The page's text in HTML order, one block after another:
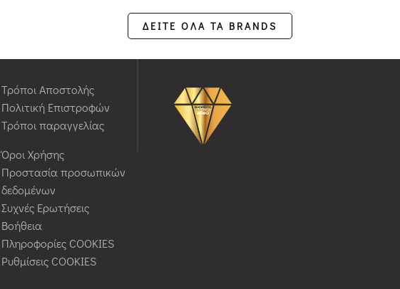
ΔΕΙΤΕ ΟΛΑ ΤΑ BRANDS
Τρόποι Αποστολής
Πολιτική Επιστροφών
Τρόποι παραγγελίας
Όροι Χρήσης
Προστασία προσωπικών
δεδομένων
Συχνές Ερωτήσεις
Βοήθεια
Πληροφορίες COOKIES
Ρυθμίσεις COOKIES